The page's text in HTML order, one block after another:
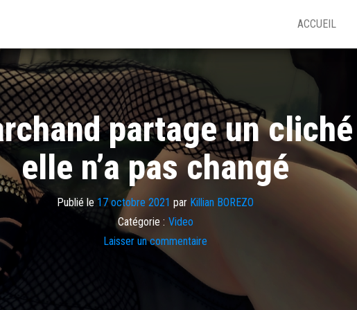
ACCUEIL
partage un
elle n’a pas changé
Publié le 17 octobre 2021 par Killian BOREZO
Catégorie : Video
Laisser un commentaire